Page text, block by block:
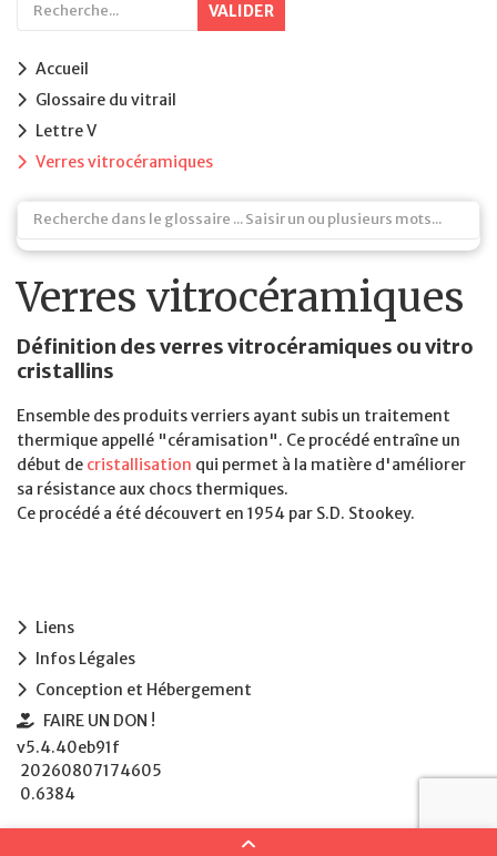
VALIDER
Accueil
Glossaire du vitrail
Lettre V
Verres vitrocéramiques
Verres vitrocéramiques
Définition des verres vitrocéramiques ou vitro
cristallins
Ensemble des produits verriers ayant subis un traitement
thermique appellé "céramisation". Ce procédé entraîne un
début de cristallisation qui permet à la matière d'améliorer
sa résistance aux chocs thermiques.
Ce procédé a été découvert en 1954 par S.D. Stookey.
Liens
Infos Légales
Conception et Hébergement
FAIRE UN DON !
v5.4.40eb91f
20260807174605
0.6384